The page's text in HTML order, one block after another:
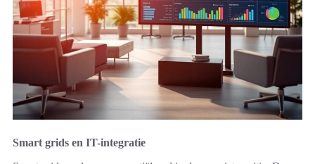
Smart grids en IT-integratie